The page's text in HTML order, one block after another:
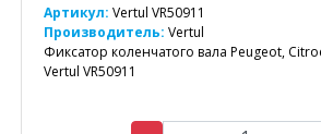
Артикул: Vertul VR50911
Производитель: Vertul
Фиксатор коленчатого вала Peugeot,
Vertul VR50911